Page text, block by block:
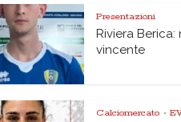
Presentazioni
Riviera Berica:
vincente
Calciomercato •